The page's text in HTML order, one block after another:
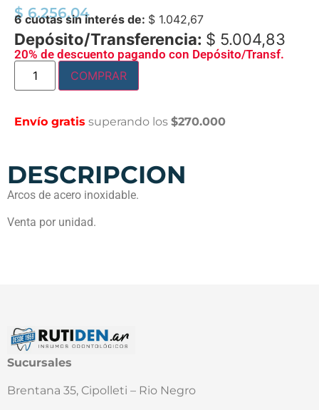
$ 6.256,04
6 cuotas sin interés de: $ 1.042,67
Depósito/Transferencia: $ 5.004,83
20% de descuento pagando con Depósito/Transf.
COMPRAR
Envío gratis superando los $270.000
DESCRIPCION
Arcos de acero inoxidable.
Venta por unidad.
Sucursales
Brentana 35, Cipolleti – Rio Negro